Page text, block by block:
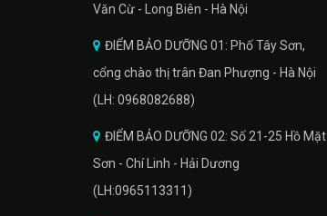
Văn Cừ - Long Biên - Hà Nội
ĐIỂM BẢO DƯỠNG 01: Phố Tây Sơn,
cổng chào thị trân Đan Phượng - Hà Nội
(LH: 0968082688)
ĐIỂM BẢO DƯỠNG 02: Số 21-25 Hồ Mặt
Sơn - Chí Linh - Hải Dương
(LH:0965113311)